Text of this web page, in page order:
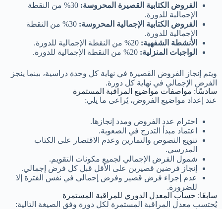
الفروض الكتابية القصيرة المحروسة:
30% من النقطة
الإجمالية للدورة.
الفروض الكتابية الإجمالية المحروسة:
30% من النقطة
الإجمالية للدورة.
الأنشطة الشفهية:
الواجبات المنزلية:
ويتم إنجاز الفروض القصيرة في نهاية كل وحدة دراسية، بينما ينجز
الفرض الإجمالي في نهاية كل دورة.
سادسًا: مواصفات مواضيع المراقبة المستمرة
عند إعداد مواضيع الفروض، يُراعى ما يلي:
احترام عدد الفروض ومدد إنجازها.
اعتماد مبدأ التدرج في الصعوبة.
تنويع النصوص والتمارين وعدم الاقتصار على الكتاب
المدرسي.
شمول الفرض الإجمالي لجميع مكونات التقويم.
إنجاز فرضين قصيرين على الأقل قبل كل فرض إجمالي.
عدم إجراء فرض قصير وفرض إجمالي في نفس الفترة إلا
للضرورة.
سابعًا: حساب المعدل الدوري للمراقبة المستمرة
يُحتسب معدل المراقبة المستمرة لكل دورة وفق الصيغة التالية: